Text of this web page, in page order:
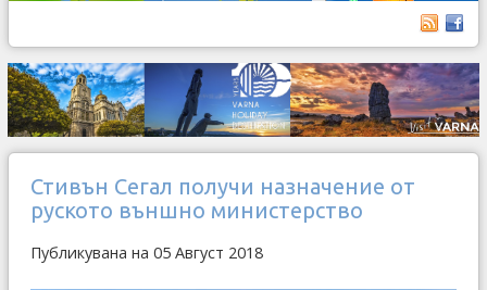
Стивън Сегал получи назначение от
руското външно министерство
Публикувана на 05 Август 2018